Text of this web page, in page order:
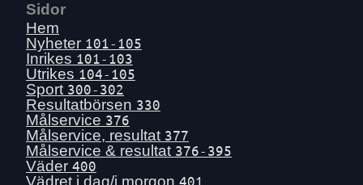
Sön 5 juli
Lör 4 juli
Fre 3 juli
Tors 2 juli
Ons 1 juli
Tis 30 juni
Mån 29 juni
Sön 28 juni
Sidor
Hem
Nyheter 101-105
Inrikes 101-103
Utrikes 104-105
Sport 300-302
Resultatbörsen 330
Målservice 376
Målservice, resultat 377
Målservice & resultat 376-395
Väder 400
Vädret i dag/i morgon 401